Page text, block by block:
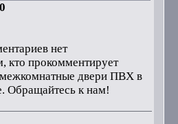
0
нет
кто прокомментирует
двери ПВХ в
Обращайтесь к нам!